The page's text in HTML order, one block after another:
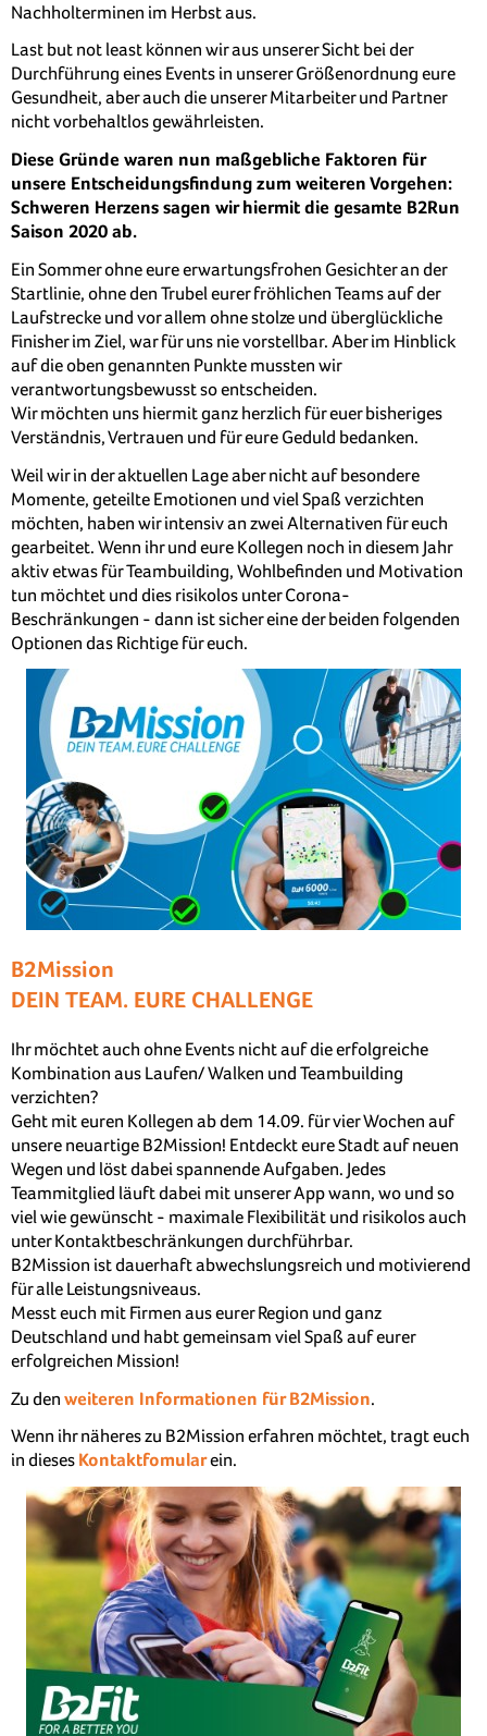
Nachholterminen im Herbst aus.
Last but not least können wir aus unserer Sicht bei der
Durchführung eines Events in unserer Größenordnung eure
Gesundheit, aber auch die unserer Mitarbeiter und Partner
nicht vorbehaltlos gewährleisten.
Diese Gründe waren nun maßgebliche Faktoren für
unsere Entscheidungsfindung zum weiteren Vorgehen:
Schweren Herzens sagen wir hiermit die gesamte B2Run
Saison 2020 ab.
Ein Sommer ohne eure erwartungsfrohen Gesichter an der
Startlinie, ohne den Trubel eurer fröhlichen Teams auf der
Laufstrecke und vor allem ohne stolze und überglückliche
Finisher im Ziel, war für uns nie vorstellbar. Aber im Hinblick
auf die oben genannten Punkte mussten wir
verantwortungsbewusst so entscheiden.
Wir möchten uns hiermit ganz herzlich für euer bisheriges
Verständnis, Vertrauen und für eure Geduld bedanken.
Weil wir in der aktuellen Lage aber nicht auf besondere
Momente, geteilte Emotionen und viel Spaß verzichten
möchten, haben wir intensiv an zwei Alternativen für euch
gearbeitet. Wenn ihr und eure Kollegen noch in diesem Jahr
aktiv etwas für Teambuilding, Wohlbefinden und Motivation
tun möchtet und dies risikolos unter Corona-
Beschränkungen - dann ist sicher eine der beiden folgenden
Optionen das Richtige für euch.
B2Mission
DEIN TEAM. EURE CHALLENGE
Ihr möchtet auch ohne Events nicht auf die erfolgreiche
Kombination aus Laufen/ Walken und Teambuilding
verzichten?
Geht mit euren Kollegen ab dem 14.09. für vier Wochen auf
unsere neuartige B2Mission! Entdeckt eure Stadt auf neuen
Wegen und löst dabei spannende Aufgaben. Jedes
Teammitglied läuft dabei mit unserer App wann, wo und so
viel wie gewünscht - maximale Flexibilität und risikolos auch
unter Kontaktbeschränkungen durchführbar.
B2Mission ist dauerhaft abwechslungsreich und motivierend
für alle Leistungsniveaus.
Messt euch mit Firmen aus eurer Region und ganz
Deutschland und habt gemeinsam viel Spaß auf eurer
erfolgreichen Mission!
Zu den weiteren Informationen für B2Mission.
Wenn ihr näheres zu B2Mission erfahren möchtet, tragt euch
in dieses Kontaktfomularein.